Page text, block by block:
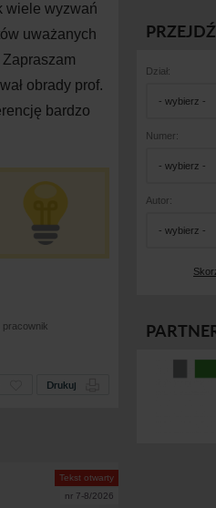
wiele wyzwań
uważanych
obrady prof.
bardzo
Drukuj
Tekst otwarty
nr 7-8/2026
Dział:
- wybierz -
Numer:
- wybierz -
Autor:
- wybierz -